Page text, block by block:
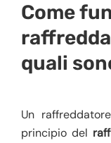
Come
quali
Un
principio del